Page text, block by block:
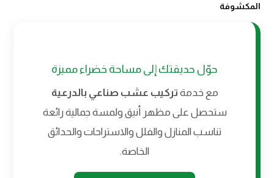
المكشوفة
حوّل حديقتك إلى مساحة خضراء مميزة
مع خدمة تركيب عشب صناعي بالدرعية
ستحصل على مظهر أنيق ولمسة جمالية رائعة
تناسب المنازل والفلل والاستراحات والحدائق
الخاصة.